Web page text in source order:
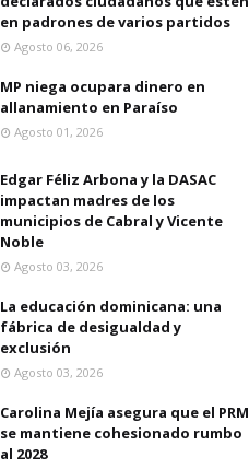
en padrones de varios partidos
Agosto 06, 2026
MP niega ocupara dinero en
allanamiento en Paraíso
Agosto 01, 2026
Edgar Féliz Arbona y la DASAC
impactan madres de los
municipios de Cabral y Vicente
Noble
Agosto 03, 2026
La educación dominicana: una
fábrica de desigualdad y
exclusión
Agosto 03, 2026
Carolina Mejía asegura que el PRM
se mantiene cohesionado rumbo
al 2028